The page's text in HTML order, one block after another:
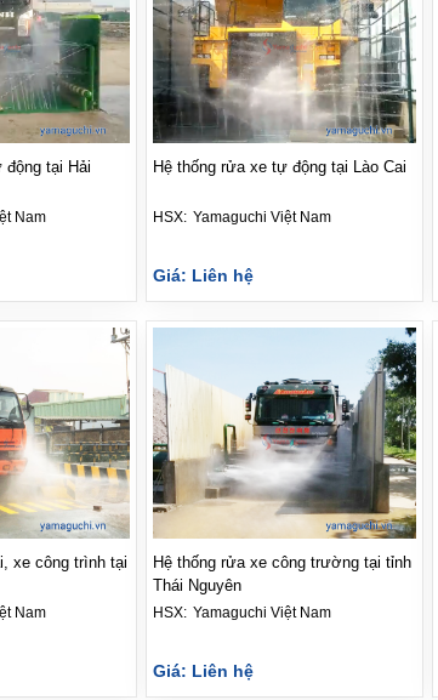
động tại Hải
Nam
Hệ thống rửa xe tự động tại Lào Cai
Yamaguchi Việt Nam
Giá: Liên hệ
xe công trình tại
Nam
Hệ thống rửa xe công trường tại tỉnh
Thái Nguyên
Yamaguchi Việt Nam
Giá: Liên hệ